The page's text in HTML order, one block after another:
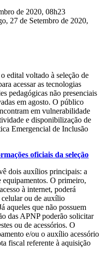
de 2020, 08h23
27 de Setembro de 2020,
edital voltado à seleção de
acessar as tecnologias
pedagógicas não presenciais
em agosto. O público
em vulnerabilidade
e disponibilização de
Emergencial de Inclusão
oficiais da seleção
dois auxílios principais: a
O primeiro,
à internet, poderá
celular ou de auxílio
aqueles que não possuem
das APNP poderão solicitar
ou de acessórios. O
e/ou o auxílio acessório
fiscal referente à aquisição